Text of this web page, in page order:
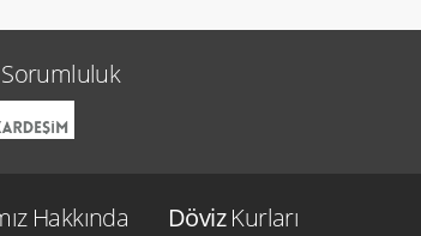
Hakkında DövizKurları